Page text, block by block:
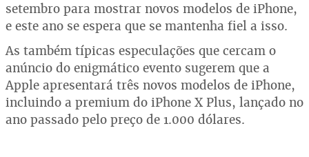
setembro para mostrar novos modelos de iPhone,
e este ano se espera que se mantenha fiel a isso.
As também típicas especulações que cercam o
anúncio do enigmático evento sugerem que a
Apple apresentará três novos modelos de iPhone,
incluindo a premium do iPhone X Plus, lançado no
ano passado pelo preço de 1.000 dólares.